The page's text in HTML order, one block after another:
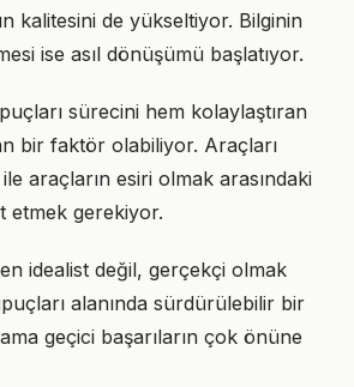
kalitesini de yükseltiyor. Bilginin
ise asıl dönüşümü başlatıyor.
sürecini hem kolaylaştıran
bir faktör olabiliyor. Araçları
araçların esiri olmak arasındaki
etmek gerekiyor.
idealist değil, gerçekçi olmak
alanında sürdürülebilir bir
geçici başarıların çok önüne